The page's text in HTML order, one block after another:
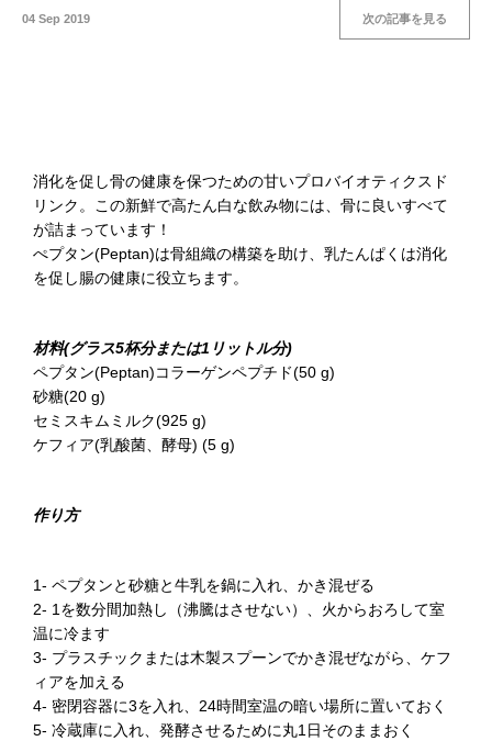
04 Sep 2019 次の記事を見る
消化を促し骨の健康を保つための甘いプロバイオティクスド
リンク。この新鮮で高たん白な飲み物には、骨に良いすべて
が詰まっています！
ぺプタン(Peptan)は骨組織の構築を助け、乳たんぱくは消化
を促し腸の健康に役立ちます。
材料(グラス5杯分または1リットル分)
ペプタン(Peptan)コラーゲンペプチド(50 g)
砂糖(20 g)
セミスキムミルク(925 g)
ケフィア(乳酸菌、酵母) (5 g)
作り方
1- ペプタンと砂糖と牛乳を鍋に入れ、かき混ぜる
2- 1を数分間加熱し（沸騰はさせない）、火からおろして室
温に冷ます
3- プラスチックまたは木製スプーンでかき混ぜながら、ケフ
ィアを加える
4- 密閉容器に3を入れ、24時間室温の暗い場所に置いておく
5- 冷蔵庫に入れ、発酵させるために丸1日そのままおく